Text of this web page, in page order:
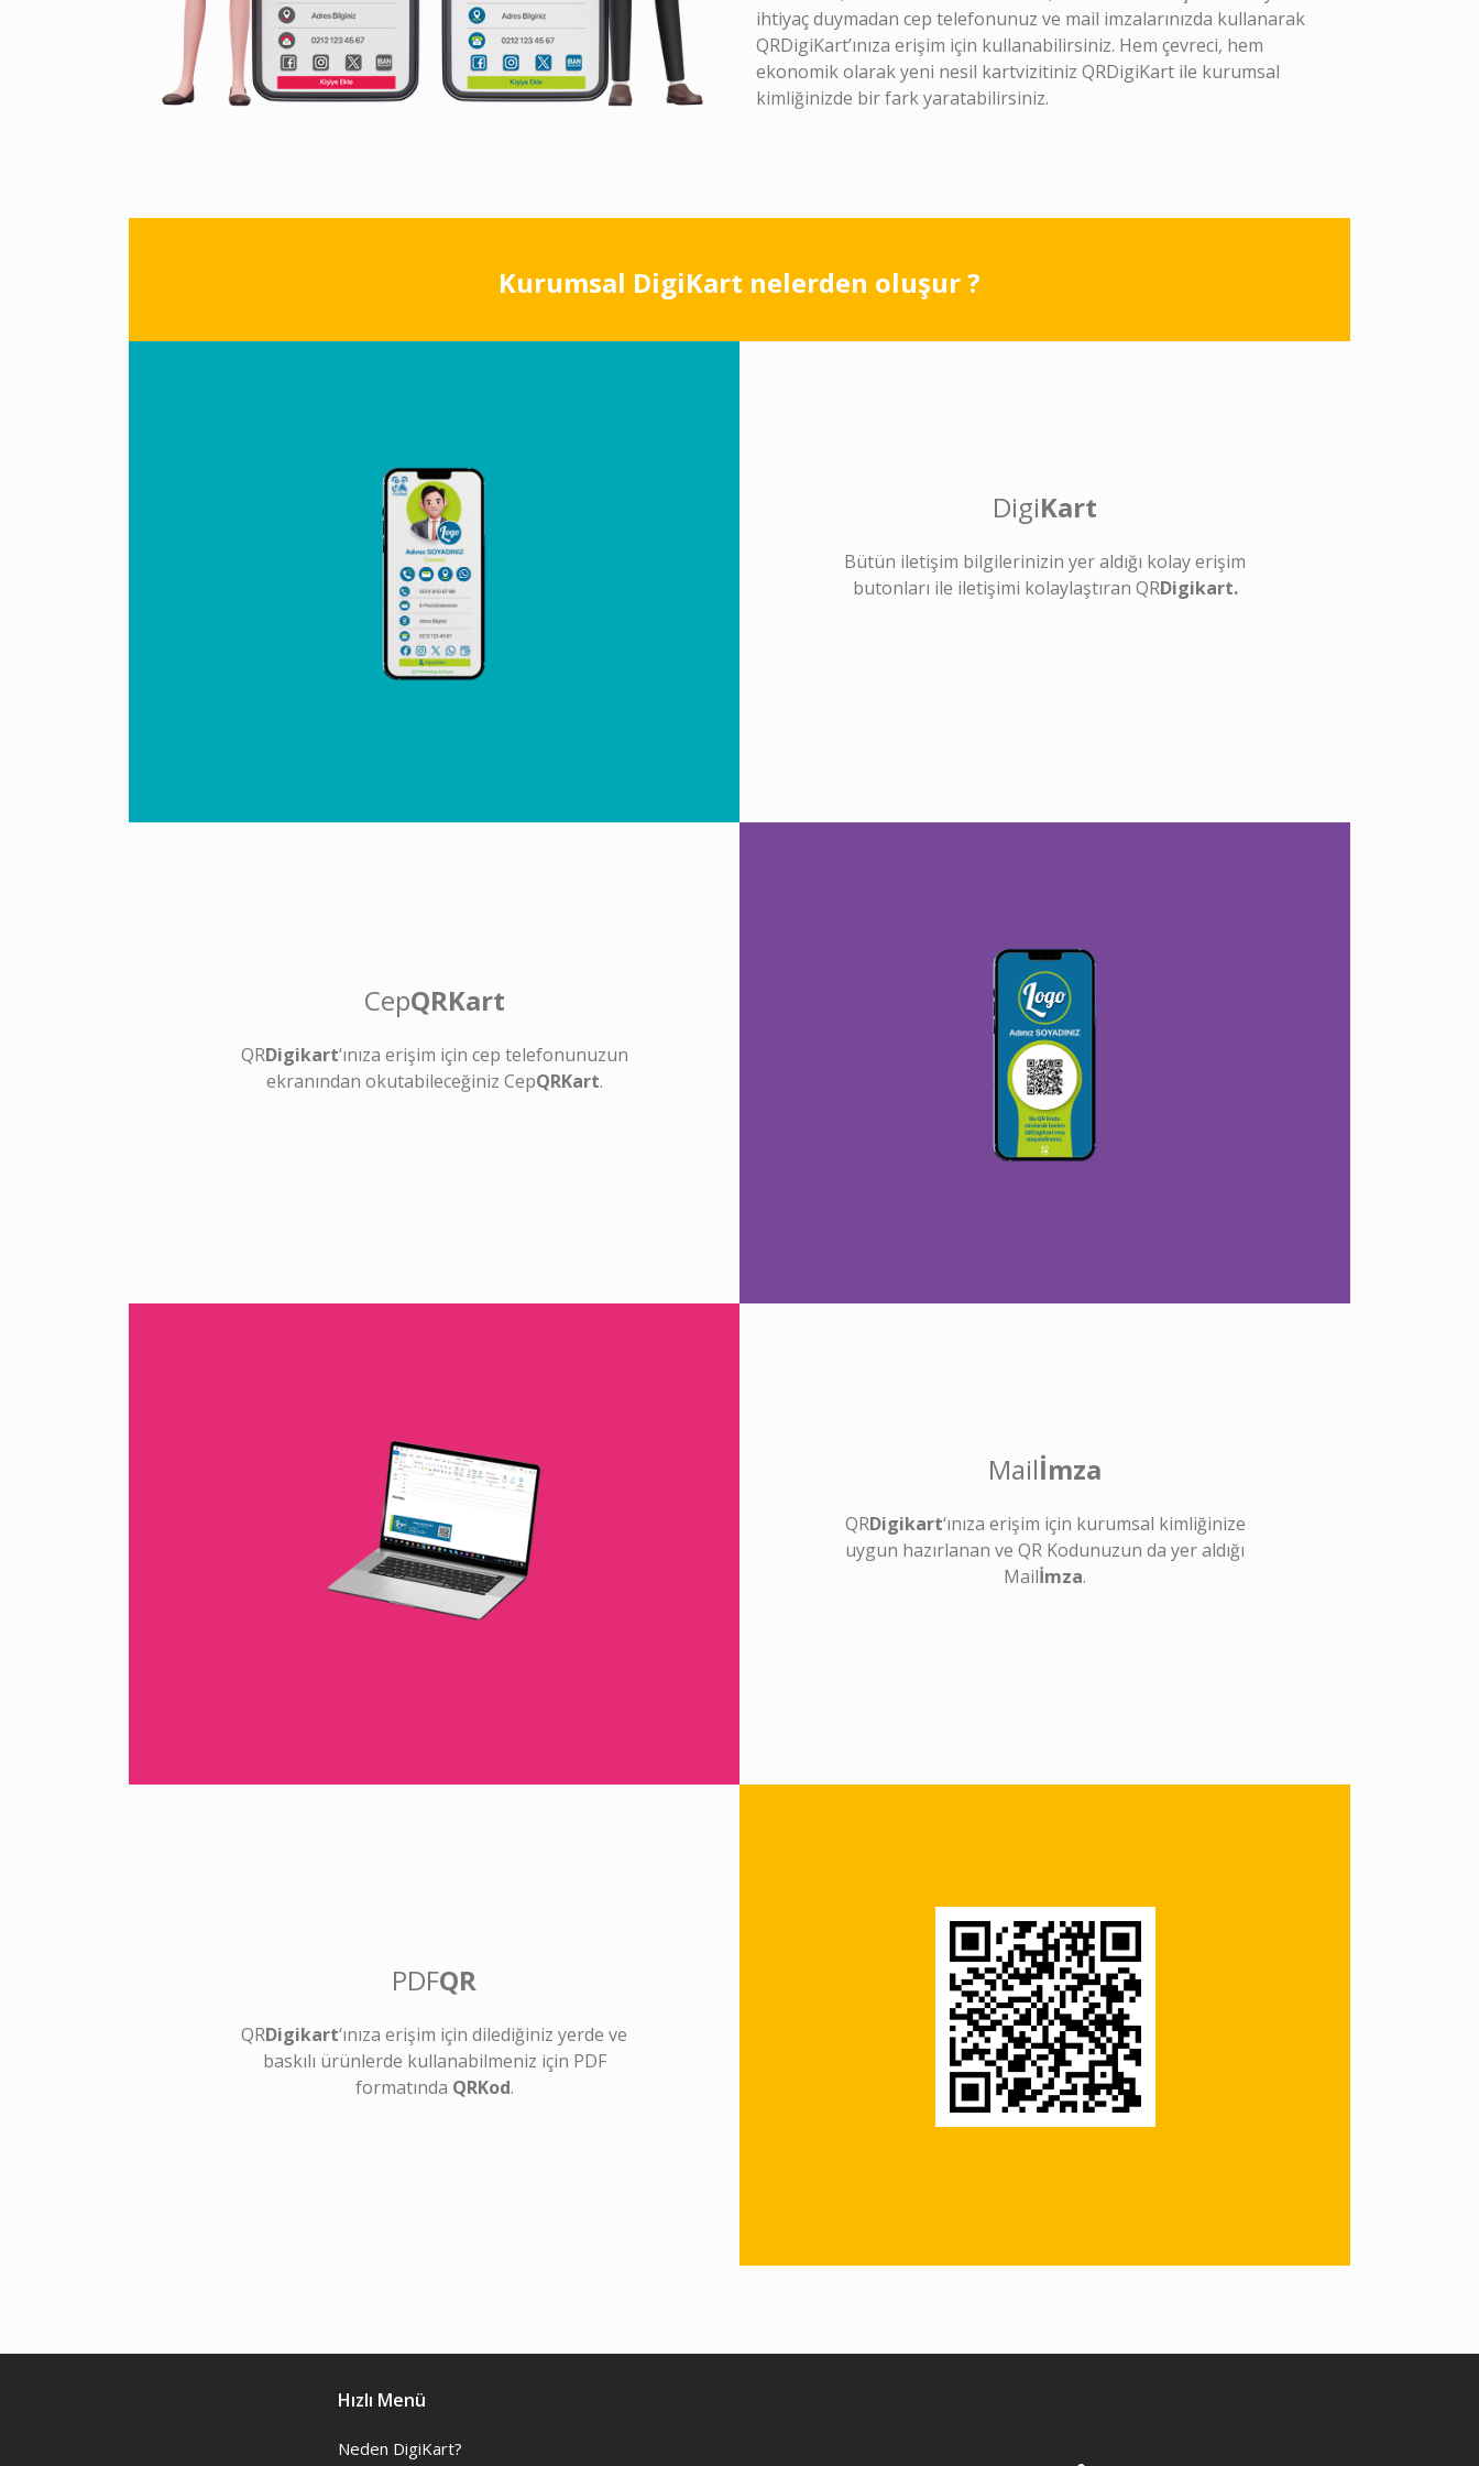
ihtiyaç duymadan cep telefonunuz ve mail imzalarınızda kullanarak
QRDigiKart’ınıza erişim için kullanabilirsiniz. Hem çevreci, hem
ekonomik olarak yeni nesil kartvizitiniz QRDigiKart ile kurumsal
kimliğinizde bir fark yaratabilirsiniz.
Kurumsal DigiKart nelerden oluşur ?
DigiKart
Bütün iletişim bilgilerinizin yer aldığı kolay erişim
butonları ile iletişimi kolaylaştıran QRDigikart.
CepQRKart
QRDigikart‘ınıza erişim için cep telefonunuzun
ekranından okutabileceğiniz CepQRKart.
Mailİmza
QRDigikart‘ınıza erişim için kurumsal kimliğinize
uygun hazırlanan ve QR Kodunuzun da yer aldığı
Mailİmza.
PDFQR
QRDigikart‘ınıza erişim için dilediğiniz yerde ve
baskılı ürünlerde kullanabilmeniz için PDF
formatında QRKod.
Hızlı Menü
Neden DigiKart?